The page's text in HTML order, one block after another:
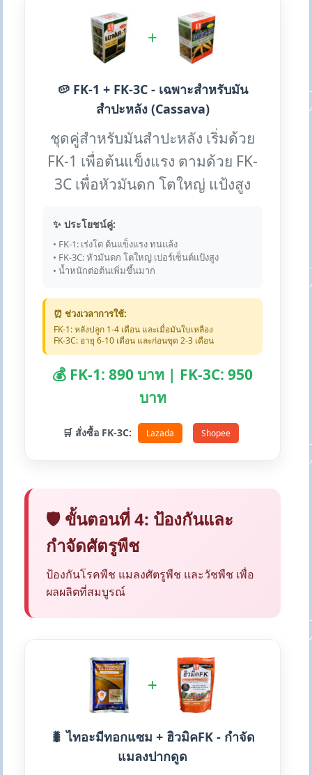
+
🥔 FK-1 + FK-3C - เฉพาะสำหรับมัน
สำปะหลัง (Cassava)
ชุดคู่สำหรับมันสำปะหลัง เริ่มด้วย
FK-1 เพื่อต้นแข็งแรง ตามด้วย FK-
3C เพื่อหัวมันดก โตใหญ่ แป้งสูง
✨ ประโยชน์คู่:
• FK-1: เร่งโต ต้นแข็งแรง ทนแล้ง
• FK-3C: หัวมันดก โตใหญ่ เปอร์เซ็นต์แป้งสูง
• น้ำหนักต่อต้นเพิ่มขึ้นมาก
⏰ ช่วงเวลาการใช้:
FK-1: หลังปลูก 1-4 เดือน และเมื่อมันใบเหลือง
FK-3C: อายุ 6-10 เดือน และก่อนขุด 2-3 เดือน
💰 FK-1: 890 บาท | FK-3C: 950
บาท
🛒 สั่งซื้อ FK-3C: Lazada Shopee
🛡️ ขั้นตอนที่ 4: ป้องกันและ
กำจัดศัตรูพืช
ป้องกันโรคพืช แมลงศัตรูพืช และวัชพืช เพื่อ
ผลผลิตที่สมบูรณ์
+
🐛 ไทอะมีทอกแซม + ฮิวมิคFK - กำจัด
แมลงปากดูด